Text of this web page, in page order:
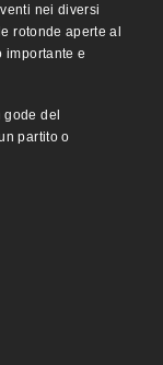
nei diversi
rotonde aperte al
importante e
del
partito o